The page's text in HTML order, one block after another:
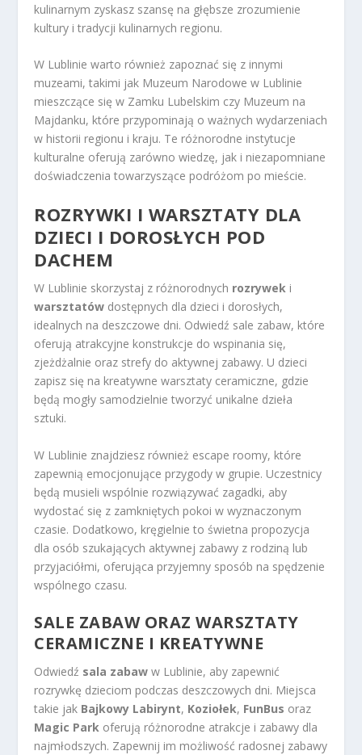
kulinarnym zyskasz szansę na głębsze zrozumienie
kultury i tradycji kulinarnych regionu.
W Lublinie warto również zapoznać się z innymi
muzeami, takimi jak Muzeum Narodowe w Lublinie
mieszczące się w Zamku Lubelskim czy Muzeum na
Majdanku, które przypominają o ważnych wydarzeniach
w historii regionu i kraju. Te różnorodne instytucje
kulturalne oferują zarówno wiedzę, jak i niezapomniane
doświadczenia towarzyszące podróżom po mieście.
ROZRYWKI I WARSZTATY DLA
DZIECI I DOROSŁYCH POD
DACHEM
W Lublinie skorzystaj z różnorodnych rozrywek i
warsztatów dostępnych dla dzieci i dorosłych,
idealnych na deszczowe dni. Odwiedź sale zabaw, które
oferują atrakcyjne konstrukcje do wspinania się,
zjeżdżalnie oraz strefy do aktywnej zabawy. U dzieci
zapisz się na kreatywne warsztaty ceramiczne, gdzie
będą mogły samodzielnie tworzyć unikalne dzieła
sztuki.
W Lublinie znajdziesz również escape roomy, które
zapewnią emocjonujące przygody w grupie. Uczestnicy
będą musieli wspólnie rozwiązywać zagadki, aby
wydostać się z zamkniętych pokoi w wyznaczonym
czasie. Dodatkowo, kręgielnie to świetna propozycja
dla osób szukających aktywnej zabawy z rodziną lub
przyjaciółmi, oferująca przyjemny sposób na spędzenie
wspólnego czasu.
SALE ZABAW ORAZ WARSZTATY
CERAMICZNE I KREATYWNE
Odwiedź sala zabaw w Lublinie, aby zapewnić
rozrywkę dzieciom podczas deszczowych dni. Miejsca
takie jak Bajkowy Labirynt, Koziołek, FunBus oraz
Magic Park oferują różnorodne atrakcje i zabawy dla
najmłodszych. Zapewnij im możliwość radosnej zabawy